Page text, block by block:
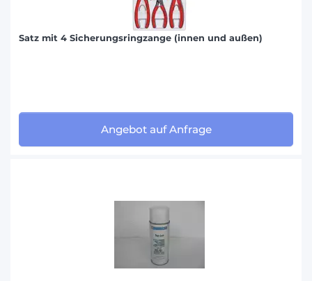
Satz mit 4 Sicherungsringzange (innen und außen)
Angebot auf Anfrage